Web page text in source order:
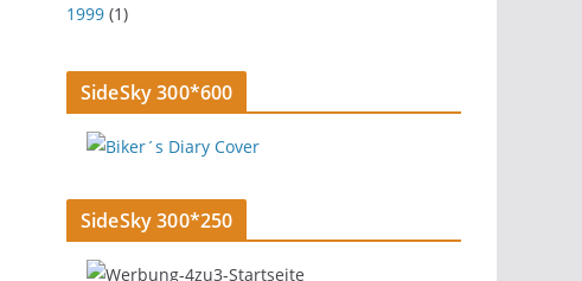
1999 (1)
SideSky 300*600
SideSky 300*250